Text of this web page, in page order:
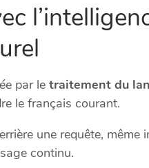
par le traitement du
le français courant.
une requête, même
continu.